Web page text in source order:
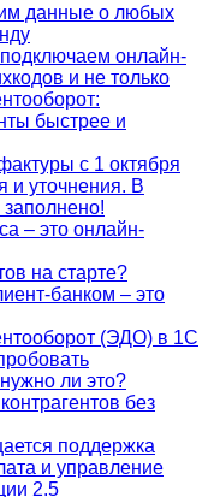
данные о любых
онлайн-
и не только
быстрее и
с 1 октября
и уточнения. В
– это онлайн-
на старте?
банком – это
(ЭДО) в 1С
ли это?
без
поддержка
и управление
2.5